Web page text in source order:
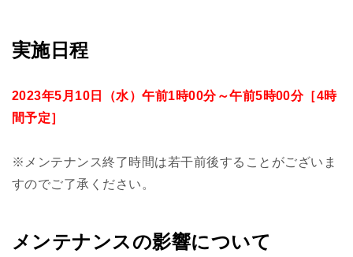
実施日程
2023年5月10日（水）午前1時00分～午前5時00分［4時
間予定］
※メンテナンス終了時間は若干前後することがございま
すのでご了承ください。
メンテナンスの影響について